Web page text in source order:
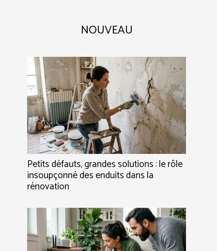
NOUVEAU
Petits défauts, grandes solutions : le rôle
insoupçonné des enduits dans la
rénovation